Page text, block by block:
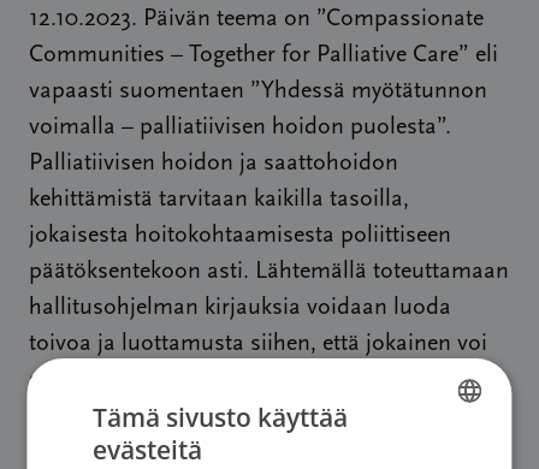
12.10.2023. Päivän teema on ”Compassionate
Communities – Together for Palliative Care” eli
vapaasti suomentaen ”Yhdessä myötätunnon
voimalla – palliatiivisen hoidon puolesta”.
Palliatiivisen hoidon ja saattohoidon
kehittämistä tarvitaan kaikilla tasoilla,
jokaisesta hoitokohtaamisesta poliittiseen
päätöksentekoon asti. Lähtemällä toteuttamaan
hallitusohjelman kirjauksia voidaan luoda
toivoa ja luottamusta siihen, että jokainen voi
saada hyvää hoitoa elämänsä loppuun asti.
Lisätiedot:
Tämä sivusto käyttää
evästeitä